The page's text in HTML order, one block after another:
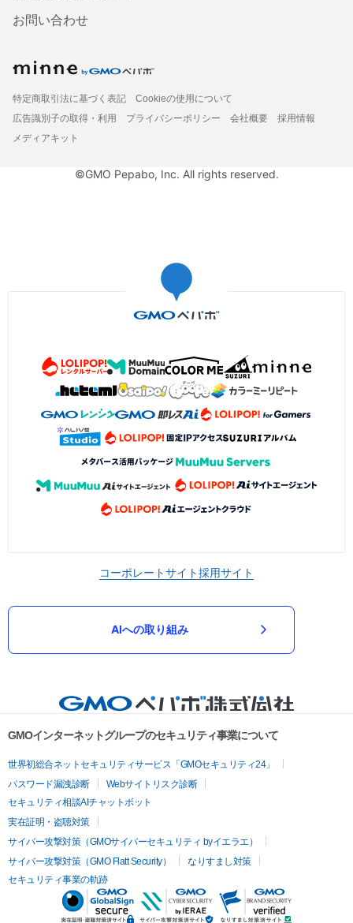
お問い合わせ
特定商取引法に基づく表記
Cookieの使用について
広告識別子の取得・利用
プライバシーポリシー 会社概要
採用情報
メディアキット
©GMO Pepabo, Inc. All rights reserved.
コーポレートサイト採用サイト
AIへの取り組み
GMOインターネットグループのセキュリティ事業について
世界初総合ネットセキュリティサービス「GMOセキュリティ24」
パスワード漏洩診断
Webサイトリスク診断
セキュリティ相談AIチャットボット
実在証明・盗聴対策
サイバー攻撃対策（GMOサイバーセキュリティ byイエラエ）
サイバー攻撃対策（GMO Flatt Security）
なりすまし対策
セキュリティ事業の軌跡